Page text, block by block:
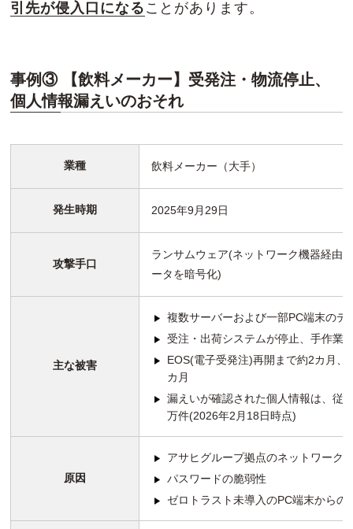
引先が侵入口になる ことがあります。
事例③ 【飲料メーカー】受発注・物流停止、
個人情報漏えいのおそれ
業種 飲料メーカー（大手）
発生時期 2025年9月29日
攻撃手口
ランサムウェア(ネットワーク機器経由
ータを暗号化)
主な被害
複数サーバーおよび一部PC端末のデ
受注・出荷システムが停止、手作業
EOS(電子受発注)再開まで約2カ月
カ月
漏えいが確認された個人情報は、従
万件(2026年2月18日時点)
原因
アサヒグループ拠点のネットワーク
パスワードの脆弱性
ゼロトラスト未導入のPC端末からの